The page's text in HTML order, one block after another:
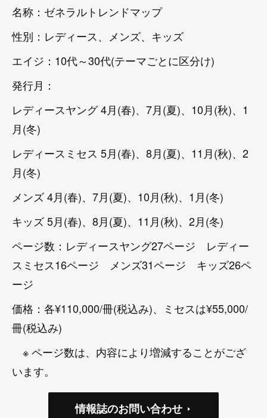
名称：ゼネラルトレンドマップ
性別：レディース、メンズ、キッズ
エイジ：10代～30代(テーマごとに区分け)
発行月：
レディースヤング 4月(春)、7月(夏)、10月(秋)、1
月(冬)
レディースミセス 5月(春)、8月(夏)、11月(秋)、2
月(冬)
メンズ 4月(春)、7月(夏)、10月(秋)、1月(冬)
キッズ 5月(春)、8月(夏)、11月(秋)、2月(冬)
ページ数：レディースヤング27ページ レディー
スミセス16ページ メンズ31ページ キッズ26ペ
ージ
価格：各¥110,000/冊(税込み)、ミセスは¥55,000/
冊(税込み)
※ ページ数は、内容により増減することがござ
います。
情報誌のお問い合わせ